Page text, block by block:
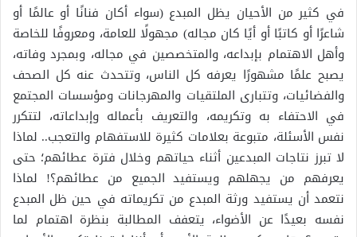
في كثير من الأحيان يظل المبدع (سواء أكان فنانًا أو عالمًا أو
شاعرًا أو كاتبًا أو أيًا كان مجاله) مجهولًا للعامة، ومعروفًا للخاصة
وأهل الاهتمام بإبداعه، والمتخصصين في مجاله، وبمجرد وفاته،
يصبح علمًا مشهورًا يعرفه كل الناس، وتتحدث عنه كل الصحف
والفضائيات، وتتبارى الملتقيات والمهرجانات ومؤسسات المجتمع
في الاحتفاء به وتكريمه، والتعريف بأعماله وإبداعاته، لتتكرر
نفس الأسئلة، متبوعة بعلامات كثيرة للاستفهام والتعجب.. لماذا
لا تبرز نتاجات المبدعين أثناء حياتهم وخلال فترة عطائهم؛ حتى
يعرفهم من يجهلهم ويستفيد الجميع من عطائهم؟! لماذا
نتعمد أن يستفيد ورثة المبدع من تكريماته في حين ظل المبدع
نفسه بعيدًا عن الأضواء، يتعفف المطالبة بنظرة اهتمام لما